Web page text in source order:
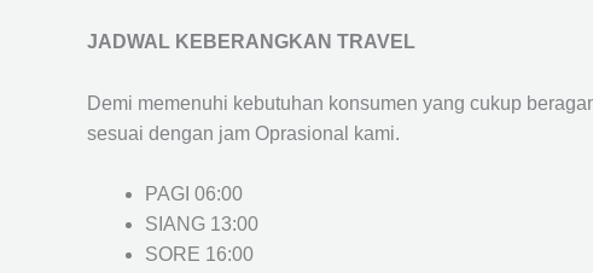
JADWAL KEBERANGKAN TRAVEL
Demi memenuhi kebutuhan konsumen yang cukup
sesuai dengan jam Oprasional kami.
PAGI 06:00
SIANG 13:00
SORE 16:00